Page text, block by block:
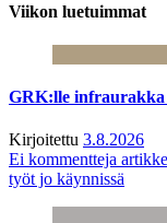
Viikon luetuimmat
GRK:lle infraurakka
Kirjoitettu 3.8.2026
Ei kommentteja
työt jo käynnissä